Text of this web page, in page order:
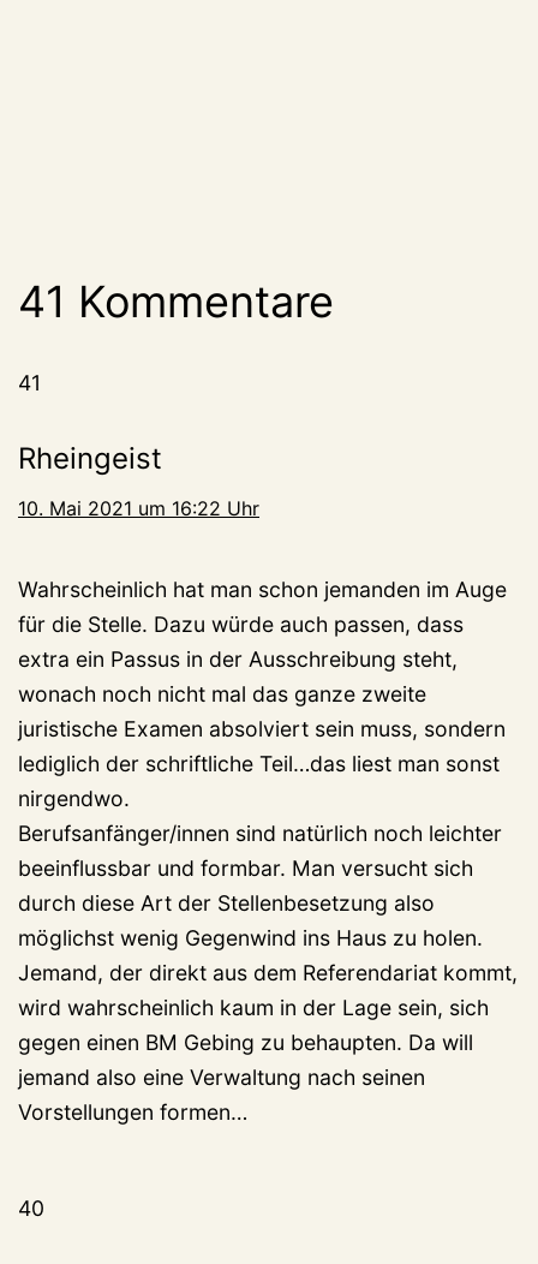
41 Kommentare
41
Rheingeist
10. Mai 2021 um 16:22 Uhr
Wahrscheinlich hat man schon jemanden im Auge
für die Stelle. Dazu würde auch passen, dass
extra ein Passus in der Ausschreibung steht,
wonach noch nicht mal das ganze zweite
juristische Examen absolviert sein muss, sondern
lediglich der schriftliche Teil…das liest man sonst
nirgendwo.
Berufsanfänger/innen sind natürlich noch leichter
beeinflussbar und formbar. Man versucht sich
durch diese Art der Stellenbesetzung also
möglichst wenig Gegenwind ins Haus zu holen.
Jemand, der direkt aus dem Referendariat kommt,
wird wahrscheinlich kaum in der Lage sein, sich
gegen einen BM Gebing zu behaupten. Da will
jemand also eine Verwaltung nach seinen
Vorstellungen formen…
40